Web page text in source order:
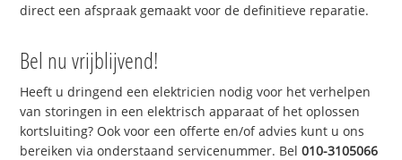
direct een afspraak gemaakt voor de definitieve reparatie.
Bel nu vrijblijvend!
Heeft u dringend een elektricien nodig voor het verhelpen
van storingen in een elektrisch apparaat of het oplossen
kortsluiting? Ook voor een offerte en/of advies kunt u ons
bereiken via onderstaand servicenummer. Bel010-3105066